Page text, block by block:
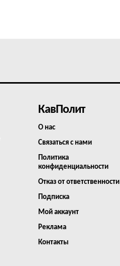
КавПолит
О нас
Связаться с нами
Политика
конфиденциальности
Отказ от ответственности
Подписка
Мой аккаунт
Реклама
Контакты